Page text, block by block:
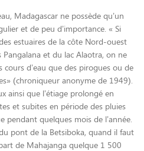
Madagascar ne possède qu’un
et de peu d’importance. « Si
estuaires de la côte Nord-ouest
et du lac Alaotra, on ne
d’eau que des pirogues ou de
(chroniqueur anonyme de 1949).
ainsi que l’étiage prolongé en
et subites en période des pluies
quelques mois de l’année.
pont de la Betsiboka, quand il faut
de Mahajanga quelque 1 500